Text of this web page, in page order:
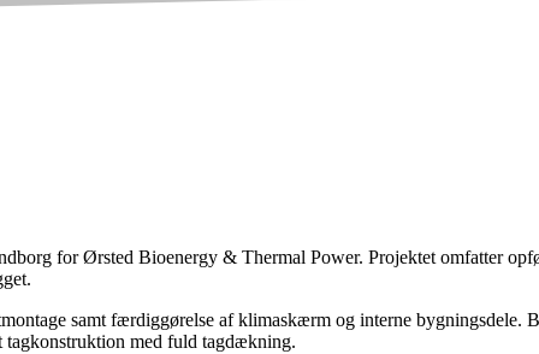
for Ørsted Bioenergy & Thermal Power. Projektet omfatter
samt færdiggørelse af klimaskærm og interne bygningsdele.
tagkonstruktion med fuld tagdækning.